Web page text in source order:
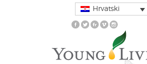
Hrvatski